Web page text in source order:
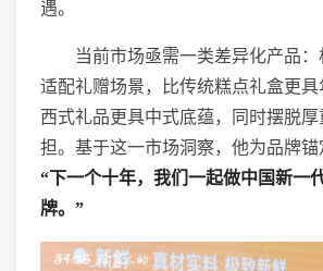
遇。
当前市场亟需一类差异化产品
适配礼赠场景，比传统糕点礼盒更
西式礼品更具中式底蕴，同时摆脱
担。基于这一市场洞察，他为品牌锚
“下一个十年，我们一起做中国新一
牌。”